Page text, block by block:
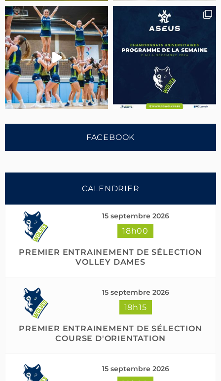
Charger plus Suivre sur Instagram
FACEBOOK
CALENDRIER
15 septembre 2026
18h00
PREMIER ENTRAINEMENT DE SÉLECTION
VOLLEY DAMES
15 septembre 2026
18h15
PREMIER ENTRAINEMENT DE SÉLECTION
COURSE D'ORIENTATION
15 septembre 2026